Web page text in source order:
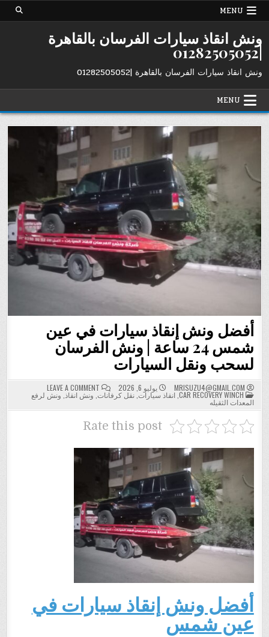
Skip
MENU
ونش انقاذ سيارات الفرسان بالقاهرة
|01282505052
ونش انقاذ سيارات الفرسان بالقاهرة |01282505052
MENU
أفضل ونش إنقاذ سيارات في عين
شمس 24 ساعة | ونش الفرسان
لسحب ونقل السيارات
MRISUZU4@GMAIL.COM يوليو 6, 2026 LEAVE A COMMENT
ON
أفضل
ونش
إنقاذ
POSTED
IN
CAR RECOVERY WINCH
,انقاذ سيارات,نقل كرفانات ونش انقاذ ونش لرفع
المعدات الثقيله
Rate this post
أفضل ونش إنقاذ سيارات في
عين شمس